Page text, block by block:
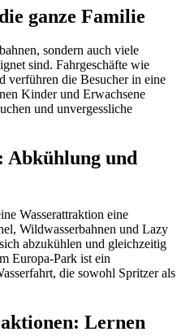
ganze Familie
sondern auch viele
sind. Fahrgeschäfte wie
verführen die Besucher in eine
Kinder und Erwachsene
und unvergessliche
Abkühlung und
Wasserattraktion eine
Wildwasserbahnen und Lazy
abzukühlen und gleichzeitig
Europa-Park ist ein
die sowohl Spritzer als
Lernen